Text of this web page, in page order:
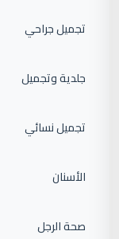
تجميل جراحي
جلدية وتجميل
تجميل نسائي
الأسنان
صحة الرجل